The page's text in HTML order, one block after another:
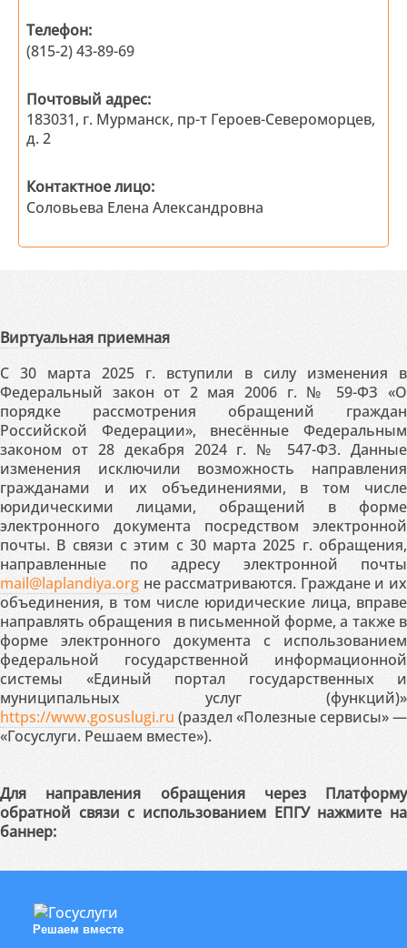
программного обеспечения на основе
разработанных тестовых наборов
данных;
обеспечения требуемым
характеристикам;
работоспособности программного
обеспечения, корректировку
разработанных программ,
вносить изменения в программный код и
проверять его работоспособность;
воспроизводить дефекты,
зафиксированные в базе данных
дефектов;
устанавливать причины возникновения
дефектов;
определять возможность использования
готовых программных продуктов,
разрабатывать инструкции по работе с
программами, оформлять техническую
документацию и т.д.
должностях, замещаемых специалистами со
средним профессиональным образованием,
не менее 5 лет.
Телефон:
(815-2) 43-89-69
Почтовый адрес:
183031, г. Мурманск, пр-т Героев-Североморцев,
д. 2
Контактное лицо:
Соловьева Елена Александровна
Виртуальная приемная
С 30 марта 2025 г. вступили в силу изменения в
Федеральный закон от 2 мая 2006 г. № 59-ФЗ «О
порядке рассмотрения обращений граждан
Российской Федерации», внесённые Федеральным
законом от 28 декабря 2024 г. № 547-ФЗ. Данные
изменения исключили возможность направления
гражданами и их объединениями, в том числе
юридическими лицами, обращений в форме
электронного документа посредством электронной
почты. В связи с этим с 30 марта 2025 г. обращения,
направленные по адресу электронной почты
mail@laplandiya.org не рассматриваются. Граждане и их
объединения, в том числе юридические лица, вправе
направлять обращения в письменной форме, а также в
форме электронного документа с использованием
федеральной государственной информационной
системы «Единый портал государственных и
муниципальных услуг (функций)»
https://www.gosuslugi.ru (раздел «Полезные сервисы» —
«Госуслуги. Решаем вместе»).
Для направления обращения через Платформу
обратной связи с использованием ЕПГУ нажмите на
баннер:
Решаем вместе